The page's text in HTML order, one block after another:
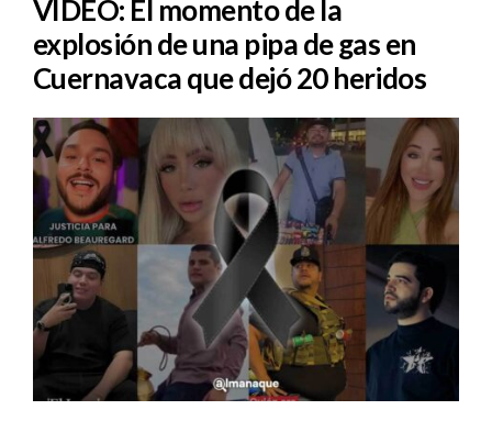
VIDEO: El momento de la
explosión de una pipa de gas en
Cuernavaca que dejó 20 heridos